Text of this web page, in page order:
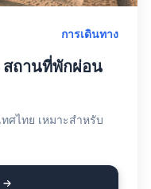
การเดินทาง
ถานที่พักผ่อน
ศไทย เหมาะสำหรับ